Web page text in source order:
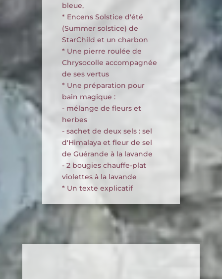
bleue,
* Encens Solstice d'été
(Summer solstice) de
StarChild et un charbon
* Une pierre roulée de
Chrysocolle accompagnée
de ses vertus
* Une préparation pour
bain magique :
- mélange de fleurs et
herbes
- sachet de deux sels : sel
d'Himalaya et fleur de sel
de Guérande à la lavande
- 2 bougies chauffe-plat
violettes à la lavande
* Un texte explicatif